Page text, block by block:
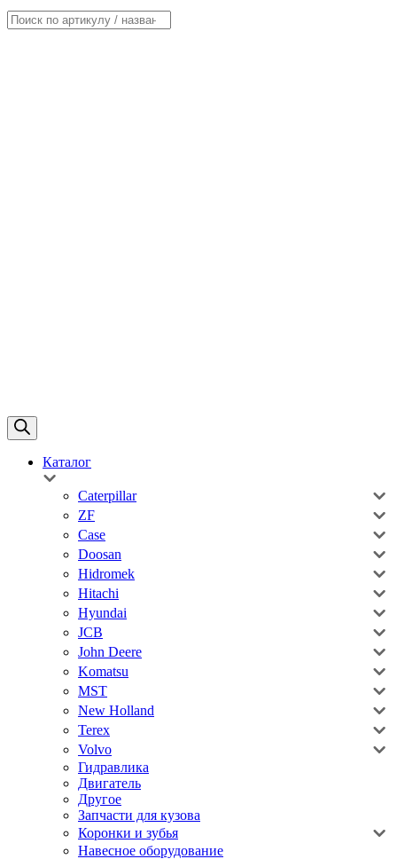
Каталог
Caterpillar
ZF
Case
Doosan
Hidromek
Hitachi
Hyundai
JCB
John Deere
Komatsu
MST
New Holland
Terex
Volvo
Гидравлика
Двигатель
Другое
Запчасти для кузова
Коронки и зубья
Навесное оборудование